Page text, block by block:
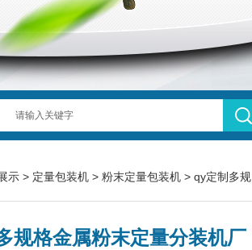
示 > 定量包装机 > 粉末定量包装机 > qy定制多规格金属粉末定量分装机厂家
规格金属粉末定量分装机厂